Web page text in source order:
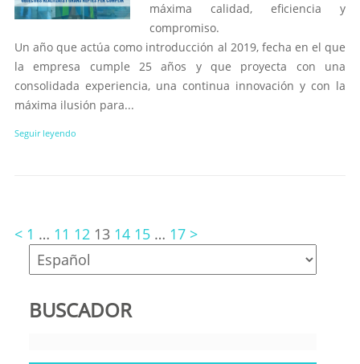
máxima calidad, eficiencia y
compromiso.
Un año que actúa como introducción al 2019, fecha en el que
la empresa cumple 25 años y que proyecta con una
consolidada experiencia, una continua innovación y con la
máxima ilusión para...
Seguir leyendo
< 1 … 11 12 13 14 15 … 17 >
BUSCADOR